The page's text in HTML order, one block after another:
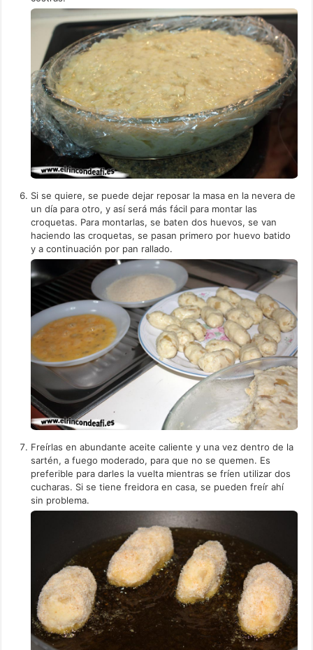
Si se quiere, se puede dejar reposar la masa en la nevera de
un día para otro, y así será más fácil para montar las
croquetas. Para montarlas, se baten dos huevos, se van
haciendo las croquetas, se pasan primero por huevo batido
y a continuación por pan rallado.
Freírlas en abundante aceite caliente y una vez dentro de la
sartén, a fuego moderado, para que no se quemen. Es
preferible para darles la vuelta mientras se fríen utilizar dos
cucharas. Si se tiene freidora en casa, se pueden freír ahí
sin problema.